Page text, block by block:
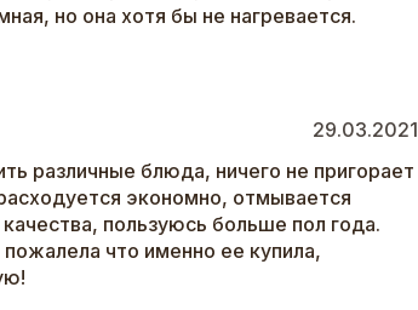
но она хотя бы не нагревается.
29.03.2021
различные блюда, ничего не пригорает
экономно, отмывается
пользуюсь больше пол года.
что именно ее купила,